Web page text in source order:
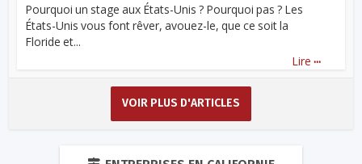
Pourquoi un stage aux États-Unis ? Pourquoi pas ? Les
États-Unis vous font rêver, avouez-le, que ce soit la
Floride et...
Lire ...
VOIR PLUS D'ARTICLES